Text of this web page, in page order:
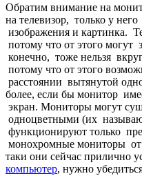
Обратим внимание на
на телевизор, только у
изображения и картинка.
потому что от этого могут
конечно, тоже нельзя
потому что от этого
расстоянии вытянутой
более, если бы мони­тор
экран. Мониторы могут
одноцветными (их
функционируют только
монохромные мониторы от
таки они сейчас прилично
компьютер, нужно